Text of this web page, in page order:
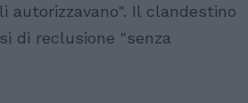
Il clandestino
di reclusione "senza